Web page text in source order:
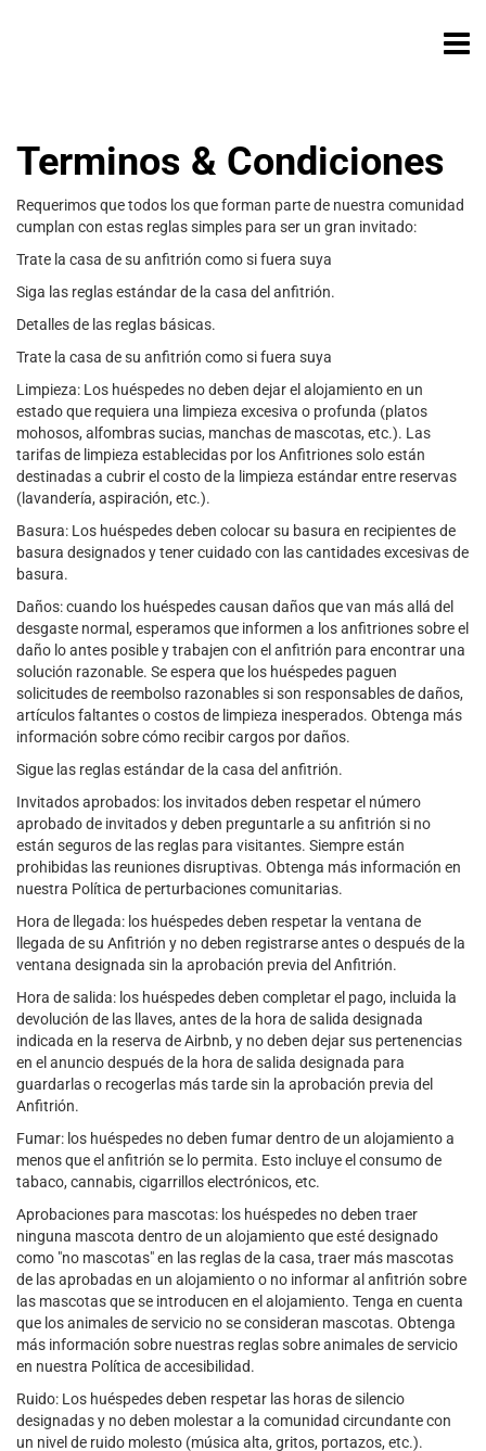
Terminos & Condiciones
Requerimos que todos los que forman parte de nuestra comunidad
cumplan con estas reglas simples para ser un gran invitado:
Trate la casa de su anfitrión como si fuera suya
Siga las reglas estándar de la casa del anfitrión.
Detalles de las reglas básicas.
Trate la casa de su anfitrión como si fuera suya
Limpieza: Los huéspedes no deben dejar el alojamiento en un
estado que requiera una limpieza excesiva o profunda (platos
mohosos, alfombras sucias, manchas de mascotas, etc.). Las
tarifas de limpieza establecidas por los Anfitriones solo están
destinadas a cubrir el costo de la limpieza estándar entre reservas
(lavandería, aspiración, etc.).
Basura: Los huéspedes deben colocar su basura en recipientes de
basura designados y tener cuidado con las cantidades excesivas de
basura.
Daños: cuando los huéspedes causan daños que van más allá del
desgaste normal, esperamos que informen a los anfitriones sobre el
daño lo antes posible y trabajen con el anfitrión para encontrar una
solución razonable. Se espera que los huéspedes paguen
solicitudes de reembolso razonables si son responsables de daños,
artículos faltantes o costos de limpieza inesperados. Obtenga más
información sobre cómo recibir cargos por daños.
Sigue las reglas estándar de la casa del anfitrión.
Invitados aprobados: los invitados deben respetar el número
aprobado de invitados y deben preguntarle a su anfitrión si no
están seguros de las reglas para visitantes. Siempre están
prohibidas las reuniones disruptivas. Obtenga más información en
nuestra Política de perturbaciones comunitarias.
Hora de llegada: los huéspedes deben respetar la ventana de
llegada de su Anfitrión y no deben registrarse antes o después de la
ventana designada sin la aprobación previa del Anfitrión.
Hora de salida: los huéspedes deben completar el pago, incluida la
devolución de las llaves, antes de la hora de salida designada
indicada en la reserva de Airbnb, y no deben dejar sus pertenencias
en el anuncio después de la hora de salida designada para
guardarlas o recogerlas más tarde sin la aprobación previa del
Anfitrión.
Fumar: los huéspedes no deben fumar dentro de un alojamiento a
menos que el anfitrión se lo permita. Esto incluye el consumo de
tabaco, cannabis, cigarrillos electrónicos, etc.
Aprobaciones para mascotas: los huéspedes no deben traer
ninguna mascota dentro de un alojamiento que esté designado
como "no mascotas" en las reglas de la casa, traer más mascotas
de las aprobadas en un alojamiento o no informar al anfitrión sobre
las mascotas que se introducen en el alojamiento. Tenga en cuenta
que los animales de servicio no se consideran mascotas. Obtenga
más información sobre nuestras reglas sobre animales de servicio
en nuestra Política de accesibilidad.
Ruido: Los huéspedes deben respetar las horas de silencio
designadas y no deben molestar a la comunidad circundante con
un nivel de ruido molesto (música alta, gritos, portazos, etc.).